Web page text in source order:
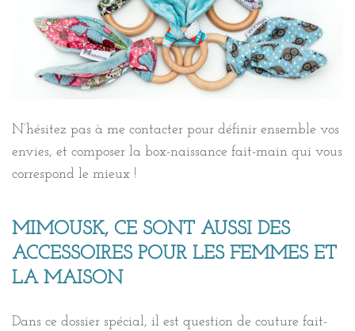
N’hésitez pas à me contacter pour définir ensemble vos
envies, et composer la box-naissance fait-main qui vous
correspond le mieux !
MIMOUSK, CE SONT AUSSI DES
ACCESSOIRES POUR LES FEMMES ET
LA MAISON
Dans ce dossier spécial, il est question de couture fait-